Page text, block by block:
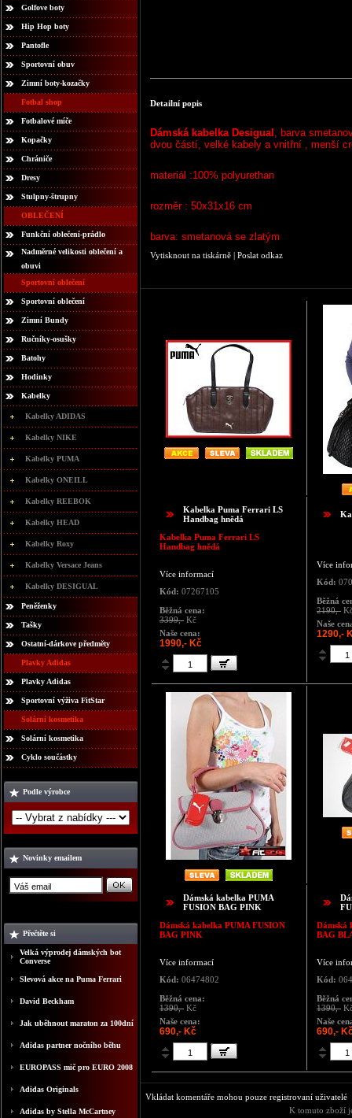
Golfove boty
Hip Hop boty
Pantofle
Sportovní obuv
Zimní boty-kozačky
Fotbal shop
Fotbalové míče
Kopačky
Chrániče
Dresy
Stulpny-štrupny
OBLEČENÍ
Funkční oblečení-prádlo
Nadměrné velikosti oblečení a
obuvi
Sportovní oblečení
Sportovní oblečení
Zimní Bundy
Ručníky-osušky
Batohy
Hodinky
Kabelky
Kabelky ADIDAS
Kabelky NIKE
Kabelky PUMA
Kabelky ONEILL
Kabelky REEBOK
Kabelky HEAD
Kabelky Roxy
Kabelky Versace Jeans
Kabelky DESIGUAL
Peněženky
Tašky
Ostatní-dárkove předměty
Plavky Adidas
Plavky Adidas
Sportovní výživa FitStar
Solární kosmetika
Solární kosmetika
Cyklo součástky
Podle výrobce
Novinky emailem
Přečtěte si
Velká výprodej dámských bot
Converse
Slevová akce na Puma Ferrari
David Beckham
Jak uběhnout maraton za 100dní
Adidas partner nočního běhu
EUROPASS mič pro EURO 2008
Adidas Originals
Adidas by Stella McCartney
Detailní popis
Dámská kabelka Desigual , barva
dvou částí, velké kabely a vnitřní , menší
materiál :100% polyurethan
rozměr : 50x31x16 cm
barva: smetanová se zlatým
Vytisknout na tiskárně | Poslat odkaz
Kabelka Puma Ferrari LS
Handbag hnědá
Kabelka Puma Ferrari LS
Handbag hnědá
Více informací
Kód: 07267105
Běžná cena:
3399,- Kč
Naše cena:
1990,- Kč
Více
Kód:
Běžná
2190,-
Naše
1290,-
Dámská kabelka PUMA
FUSION BAG PINK
Dámská kabelka PUMA FUSION
BAG PINK
Více informací
Kód: 06474802
Běžná cena:
1390,- Kč
Naše cena:
690,- Kč
Dámská
BAG
Více
Kód:
Běžná
1390,-
Naše
690,-
Vkládat komentáře mohou pouze registrovaní uživatelé
K tomuto zboží